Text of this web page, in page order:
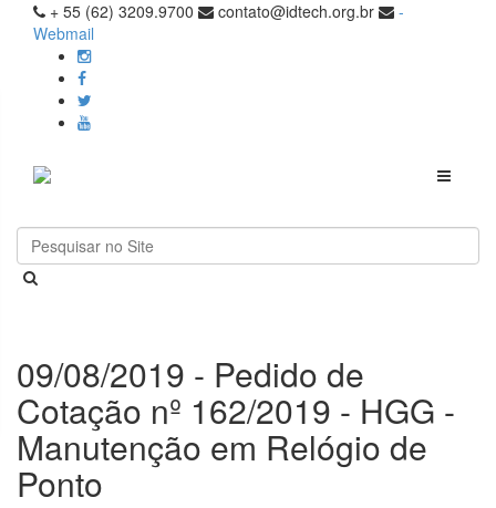
+ 55 (62) 3209.9700 contato@idtech.org.br
-
Webmail
Toggle
09/08/2019 - Pedido de
Cotação nº 162/2019 - HGG -
Manutenção em Relógio de
Ponto